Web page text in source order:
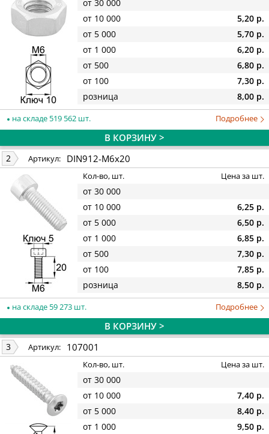
от 30 000
от 10 000
5,20 р.
от 5 000
5,70 р.
от 1 000
6,20 р.
от 500
6,80 р.
от 100
7,30 р.
розница
8,00 р.
на складе 519 562 шт. Подробнее
В КОРЗИНУ >
2 Артикул: DIN912-M6x20
Кол-во, шт. Цена за шт.
от 30 000
от 10 000
6,25 р.
от 5 000
6,50 р.
от 1 000
6,85 р.
от 500
7,30 р.
от 100
7,85 р.
розница
8,50 р.
на складе 59 273 шт. Подробнее
В КОРЗИНУ >
3 Артикул: 107001
Кол-во, шт. Цена за шт.
от 30 000
от 10 000
7,40 р.
от 5 000
8,40 р.
от 1 000
9,50 р.